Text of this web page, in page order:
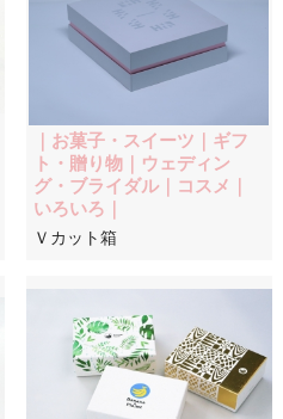
｜お菓子・スイーツ｜ギフ
ト・贈り物｜ウェディン
グ・ブライダル｜コスメ｜
いろいろ｜
Ｖカット箱